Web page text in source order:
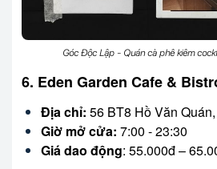
Góc Độc Lập - Quán cà phê kiêm
6. Eden Garden Cafe &
Địa chỉ: 56 BT8 Hồ Văn
Giờ mở cửa: 7:00 - 23:30
Giá dao động: 55.000đ –